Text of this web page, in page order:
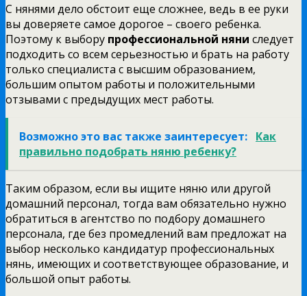
С нянями дело обстоит еще сложнее, ведь в ее руки
вы доверяете самое дорогое – своего ребенка.
Поэтому к выбору профессиональной няни следует
подходить со всем серьезностью и брать на работу
только специалиста с высшим образованием,
большим опытом работы и положительными
отзывами с предыдущих мест работы.
Возможно это вас также заинтересует: Как
правильно подобрать няню ребенку?
Таким образом, если вы ищите няню или другой
домашний персонал, тогда вам обязательно нужно
обратиться в агентство по подбору домашнего
персонала, где без промедлений вам предложат на
выбор несколько кандидатур профессиональных
нянь, имеющих и соответствующее образование, и
большой опыт работы.